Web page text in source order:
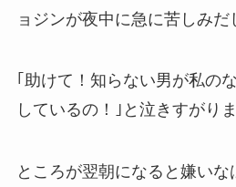
ョジンが夜中に急に苦しみだ
｢助けて！知らない男が私の
しているの！｣と泣きすがりま
ところが翌朝になると嫌い